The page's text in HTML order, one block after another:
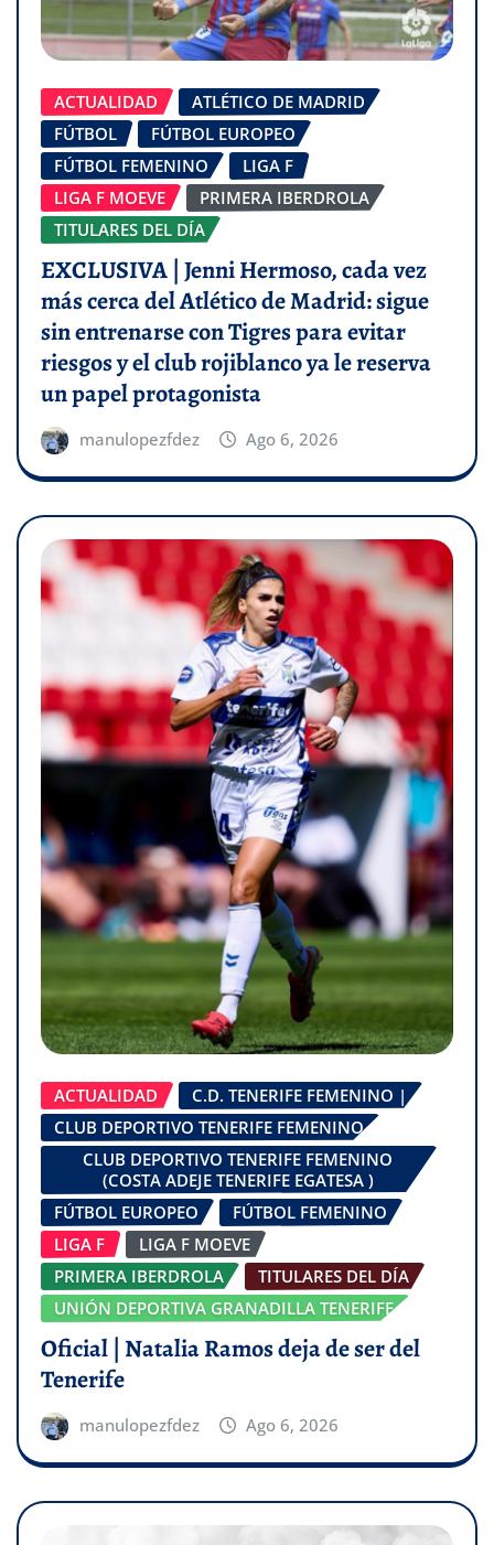
ACTUALIDAD
ATLÉTICO DE MADRID
FÚTBOL
FÚTBOL EUROPEO
FÚTBOL FEMENINO
LIGA F
LIGA F MOEVE
PRIMERA IBERDROLA
TITULARES DEL DÍA
EXCLUSIVA | Jenni Hermoso, cada vez
más cerca del Atlético de Madrid: sigue
sin entrenarse con Tigres para evitar
riesgos y el club rojiblanco ya le reserva
un papel protagonista
manulopezfdez Ago 6, 2026
ACTUALIDAD
C.D. TENERIFE FEMENINO |
CLUB DEPORTIVO TENERIFE FEMENINO
CLUB DEPORTIVO TENERIFE FEMENINO
(COSTA ADEJE TENERIFE EGATESA )
FÚTBOL EUROPEO
FÚTBOL FEMENINO
LIGA F
LIGA F MOEVE
PRIMERA IBERDROLA
TITULARES DEL DÍA
UNIÓN DEPORTIVA GRANADILLA TENERIFE
Oficial | Natalia Ramos deja de ser del
Tenerife
manulopezfdez Ago 6, 2026